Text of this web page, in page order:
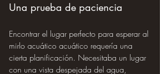
Una prueba de paciencia
Encontrar el lugar perfecto para esperar al
mirlo acuático acuático requería una
cierta planificación. Necesitaba un lugar
con una vista despejada del agua,